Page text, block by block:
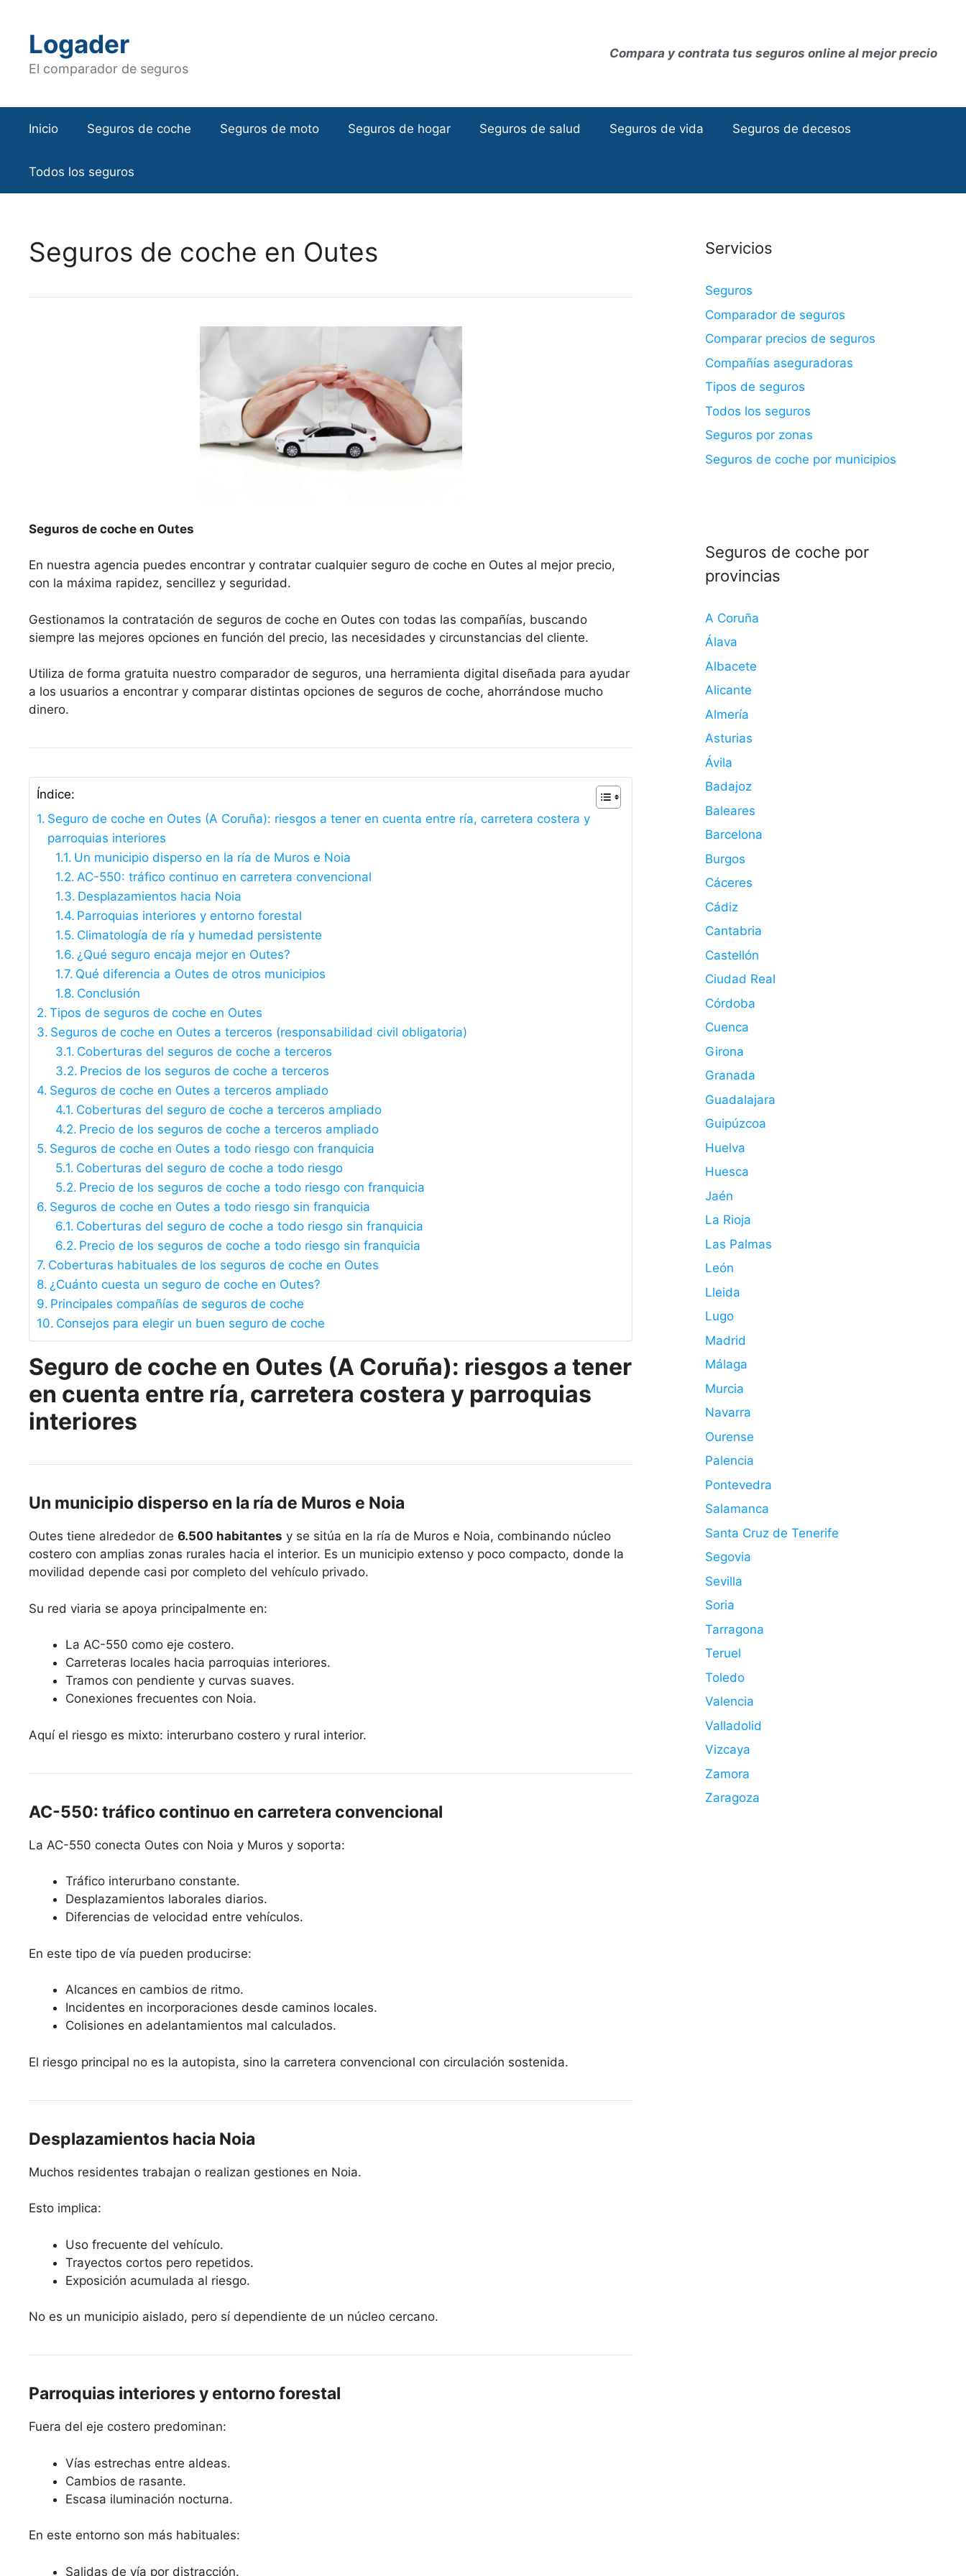
contenidoLogader
El comparador de seguros
Compara y contrata tus seguros online al mejor precio
Inicio Seguros de coche Seguros de moto Seguros de hogar Seguros de salud Seguros de vida Seguros de decesos
Todos los seguros
Seguros de coche en Outes
Seguros de coche en Outes
En nuestra agencia puedes encontrar y contratar cualquier seguro de coche en Outes al mejor precio,
con la máxima rapidez, sencillez y seguridad.
Gestionamos la contratación de seguros de coche en Outes con todas las compañías, buscando
siempre las mejores opciones en función del precio, las necesidades y circunstancias del cliente.
Utiliza de forma gratuita nuestro comparador de seguros, una herramienta digital diseñada para ayudar
a los usuarios a encontrar y comparar distintas opciones de seguros de coche, ahorrándose mucho
dinero.
Índice:
Seguro de coche en Outes (A Coruña): riesgos a tener en cuenta entre ría, carretera costera y
parroquias interiores
Un municipio disperso en la ría de Muros e Noia
AC-550: tráfico continuo en carretera convencional
Desplazamientos hacia Noia
Parroquias interiores y entorno forestal
Climatología de ría y humedad persistente
¿Qué seguro encaja mejor en Outes?
Qué diferencia a Outes de otros municipios
Conclusión
Tipos de seguros de coche en Outes
Seguros de coche en Outes a terceros (responsabilidad civil obligatoria)
Coberturas del seguros de coche a terceros
Precios de los seguros de coche a terceros
Seguros de coche en Outes a terceros ampliado
Coberturas del seguro de coche a terceros ampliado
Precio de los seguros de coche a terceros ampliado
Seguros de coche en Outes a todo riesgo con franquicia
Coberturas del seguro de coche a todo riesgo
Precio de los seguros de coche a todo riesgo con franquicia
Seguros de coche en Outes a todo riesgo sin franquicia
Coberturas del seguro de coche a todo riesgo sin franquicia
Precio de los seguros de coche a todo riesgo sin franquicia
Coberturas habituales de los seguros de coche en Outes
¿Cuánto cuesta un seguro de coche en Outes?
Principales compañías de seguros de coche
Consejos para elegir un buen seguro de coche
Seguro de coche en Outes (A Coruña): riesgos a tener
en cuenta entre ría, carretera costera y parroquias
interiores
Un municipio disperso en la ría de Muros e Noia
Outes tiene alrededor de 6.500 habitantes y se sitúa en la ría de Muros e Noia, combinando núcleo
costero con amplias zonas rurales hacia el interior. Es un municipio extenso y poco compacto, donde la
movilidad depende casi por completo del vehículo privado.
Su red viaria se apoya principalmente en:
La AC-550 como eje costero.
Carreteras locales hacia parroquias interiores.
Tramos con pendiente y curvas suaves.
Conexiones frecuentes con Noia.
Aquí el riesgo es mixto: interurbano costero y rural interior.
AC-550: tráfico continuo en carretera convencional
La AC-550 conecta Outes con Noia y Muros y soporta:
Tráfico interurbano constante.
Desplazamientos laborales diarios.
Diferencias de velocidad entre vehículos.
En este tipo de vía pueden producirse:
Alcances en cambios de ritmo.
Incidentes en incorporaciones desde caminos locales.
Colisiones en adelantamientos mal calculados.
El riesgo principal no es la autopista, sino la carretera convencional con circulación sostenida.
Desplazamientos hacia Noia
Muchos residentes trabajan o realizan gestiones en Noia.
Esto implica:
Uso frecuente del vehículo.
Trayectos cortos pero repetidos.
Exposición acumulada al riesgo.
No es un municipio aislado, pero sí dependiente de un núcleo cercano.
Parroquias interiores y entorno forestal
Fuera del eje costero predominan:
Vías estrechas entre aldeas.
Cambios de rasante.
Escasa iluminación nocturna.
En este entorno son más habituales:
Salidas de vía por distracción.
Servicios
Seguros
Comparador de seguros
Comparar precios de seguros
Compañías aseguradoras
Tipos de seguros
Todos los seguros
Seguros por zonas
Seguros de coche por municipios
Seguros de coche por
provincias
A Coruña
Álava
Albacete
Alicante
Almería
Asturias
Ávila
Badajoz
Baleares
Barcelona
Burgos
Cáceres
Cádiz
Cantabria
Castellón
Ciudad Real
Córdoba
Cuenca
Girona
Granada
Guadalajara
Guipúzcoa
Huelva
Huesca
Jaén
La Rioja
Las Palmas
León
Lleida
Lugo
Madrid
Málaga
Murcia
Navarra
Ourense
Palencia
Pontevedra
Salamanca
Santa Cruz de Tenerife
Segovia
Sevilla
Soria
Tarragona
Teruel
Toledo
Valencia
Valladolid
Vizcaya
Zamora
Zaragoza